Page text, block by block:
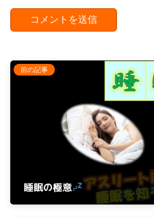
前の記事
睡眠の極意